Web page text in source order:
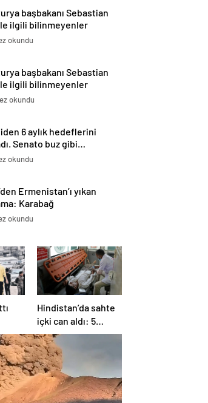
başbakanı Sebastian
ilgili bilinmeyenler
okundu
başbakanı Sebastian
ilgili bilinmeyenler
okundu
6 aylık hedeflerini
Senato buz gibi…
okundu
Ermenistan’ı yıkan
Karabağ
ayrılmaz bir
okundu
Hindistan’da sahte
içki can aldı: 5
köyde alarm verildi